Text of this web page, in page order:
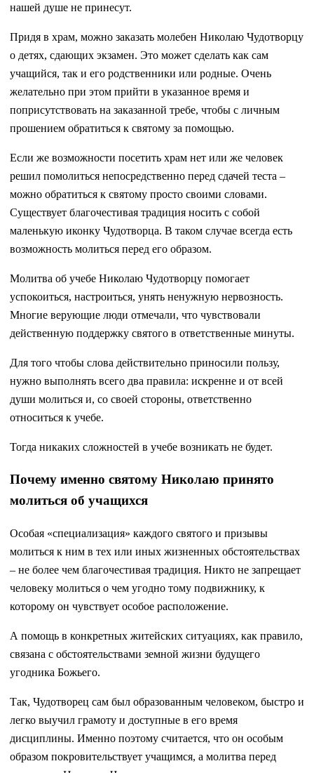
нашей душе не принесут.
Придя в храм, можно заказать молебен Николаю Чудотворцу
о детях, сдающих экзамен. Это может сделать как сам
учащийся, так и его родственники или родные. Очень
желательно при этом прийти в указанное время и
поприсутствовать на заказанной требе, чтобы с личным
прошением обратиться к святому за помощью.
Если же возможности посетить храм нет или же человек
решил помолиться непосредственно перед сдачей теста –
можно обратиться к святому просто своими словами.
Существует благочестивая традиция носить с собой
маленькую иконку Чудотворца. В таком случае всегда есть
возможность молиться перед его образом.
Молитва об учебе Николаю Чудотворцу помогает
успокоиться, настроиться, унять ненужную нервозность.
Многие верующие люди отмечали, что чувствовали
действенную поддержку святого в ответственные минуты.
Для того чтобы слова действительно приносили пользу,
нужно выполнять всего два правила: искренне и от всей
души молиться и, со своей стороны, ответственно
относиться к учебе.
Тогда никаких сложностей в учебе возникать не будет.
Почему именно святому Николаю принято
молиться об учащихся
Особая «специализация» каждого святого и призывы
молиться к ним в тех или иных жизненных обстоятельствах
– не более чем благочестивая традиция. Никто не запрещает
человеку молиться о чем угодно тому подвижнику, к
которому он чувствует особое расположение.
А помощь в конкретных житейских ситуациях, как правило,
связана с обстоятельствами земной жизни будущего
угодника Божьего.
Так, Чудотворец сам был образованным человеком, быстро и
легко выучил грамоту и доступные в его время
дисциплины. Именно поэтому считается, что он особым
образом покровительствует учащимся, а молитва перед